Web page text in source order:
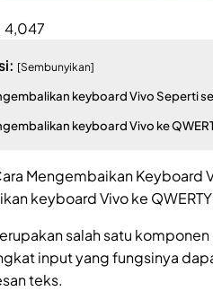
4,047
[Sembunyikan]
keyboard Vivo Seperti
keyboard Vivo ke
Mengembaikan Keyboard
keyboard Vivo ke
salah satu
input yang fungsinya
teks.